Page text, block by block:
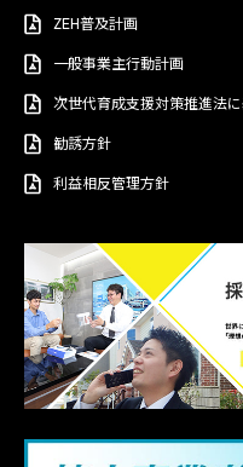
ZEH普及計画
一般事業主行動計画
次世代育成支援対策推進法
勧誘方針
利益相反管理方針